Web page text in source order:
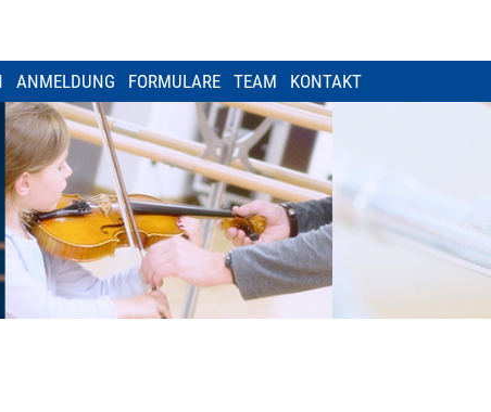
ANMELDUNG FORMULARE TEAM KONTAKT